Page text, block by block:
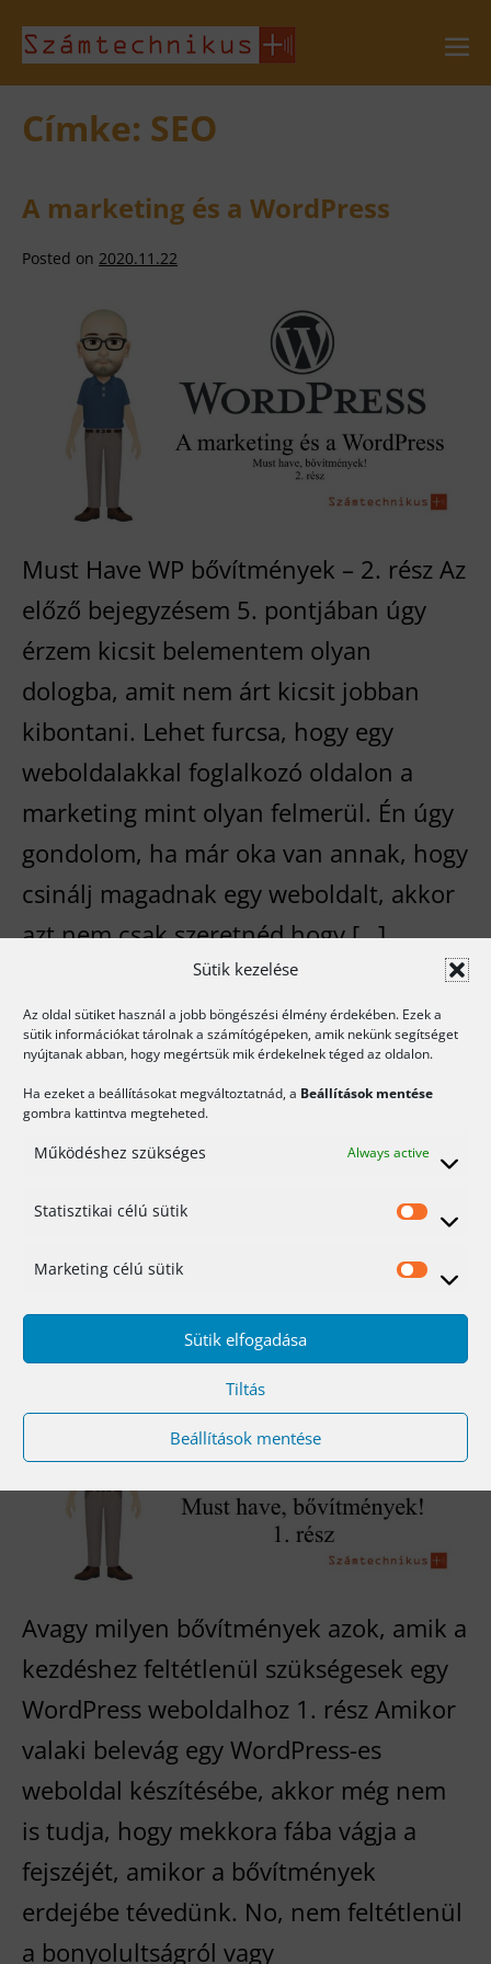
Sütik kezelése
Az oldal sütiket használ a jobb böngészési élmény érdekében. Ezek a
sütik információkat tárolnak a számítógépeken, amik nekünk segítséget
nyújtanak abban, hogy megértsük mik érdekelnek téged az oldalon.
Ha ezeket a beállításokat megváltoztatnád, a Beállítások mentése
gombra kattintva megteheted.
Működéshez szükséges Always active
Statisztikai célú sütik
célú
sütik
Marketing célú sütik
célú
sütik
Sütik elfogadása
Tiltás
Beállítások mentése
Skip
Címke: SEO
A marketing és a WordPress
Posted on 2020.11.22
marketing
WordPress
Must Have WP bővítmények – 2. rész Az
előző bejegyzésem 5. pontjában úgy
érzem kicsit belementem olyan
dologba, amit nem árt kicsit jobban
kibontani. Lehet furcsa, hogy egy
weboldalakkal foglalkozó oldalon a
marketing mint olyan felmerül. Én úgy
gondolom, ha már oka van annak, hogy
csinálj magadnak egy weboldalt, akkor
azt nem csak szeretnéd hogy […]
Tovább >>>
A
marketing
és
a
WordPress
Kategória: Blog
Tags: Értékesítési tölcsér,
Tag Manager
WordPresshez
Posted on 2020.11.18
Must
have
bővítmények
WordPresshez
Avagy milyen bővítmények azok, amik a
kezdéshez feltétlenül szükségesek egy
WordPress weboldalhoz 1. rész Amikor
valaki belevág egy WordPress-es
weboldal készítésébe, akkor még nem
is tudja, hogy mekkora fába vágja a
fejszéjét, amikor a bővítmények
erdejébe tévedünk. No, nem feltétlenül
a bonyolultságról vagy